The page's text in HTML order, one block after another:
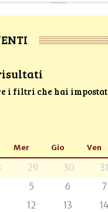
i filtri che hai
Mer Gio Ven
29 30 31
5 6 7
12 13 14